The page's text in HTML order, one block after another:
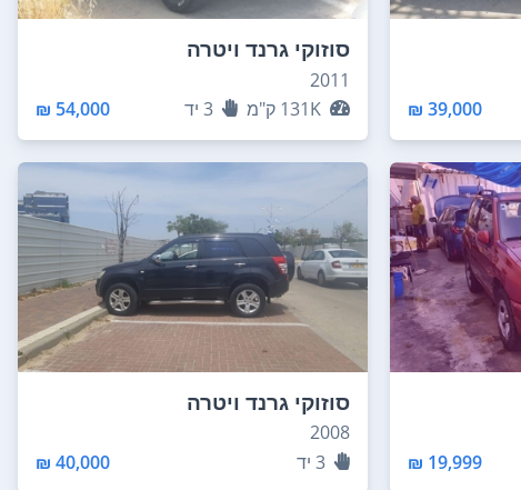
39,000 ₪
סוזוקי גרנד ויטרה
2011
131K ק"מ 3 יד 54,000 ₪
19,999 ₪
סוזוקי גרנד ויטרה
2008
3 יד 40,000 ₪